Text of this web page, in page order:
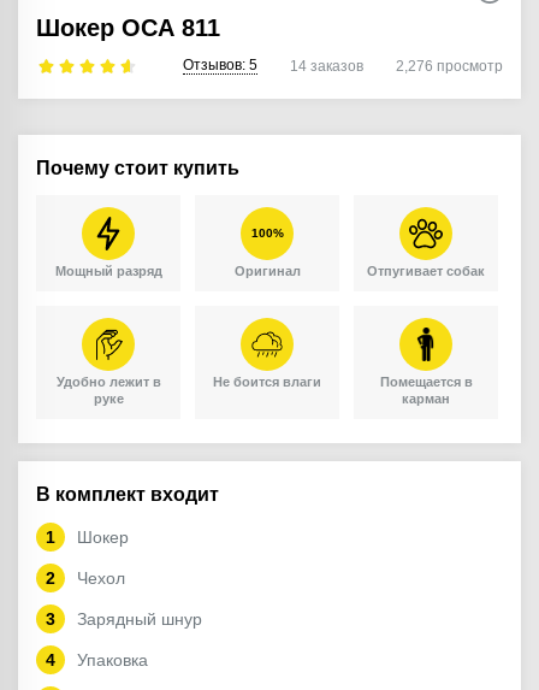
Шокер ОСА 811
Отзывов: 5 14 заказов 2,276 просмотр
Почему стоит купить
Мощный разряд
100%
Оригинал Отпугивает собак
Удобно лежит в
руке
Не боится влаги
Помещается в
карман
В комплект входит
Шокер
Чехол
Зарядный шнур
Упаковка